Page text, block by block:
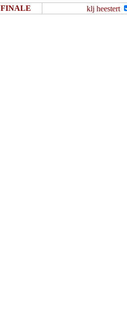
FINALE klj heestert